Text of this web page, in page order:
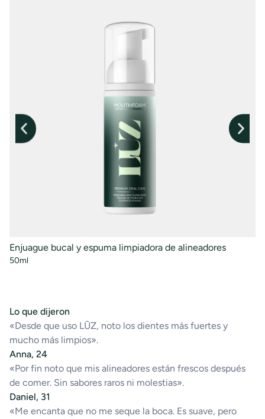
Enjuague bucal y espuma limpiadora de alineadores
50ml
Lo que dijeron
«Desde que uso LŪZ, noto los dientes más fuertes y
mucho más limpios».
Anna, 24
«Por fin noto que mis alineadores están frescos después
de comer. Sin sabores raros ni molestias».
Daniel, 31
«Me encanta que no me seque la boca. Es suave, pero